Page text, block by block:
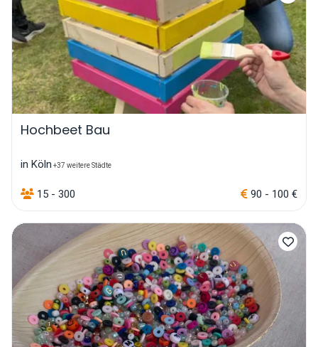
Hochbeet Bau
in Köln +37 weitere Städte
15 - 300 90 - 100 €